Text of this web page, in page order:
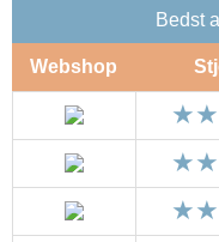
Bedst
Webshop